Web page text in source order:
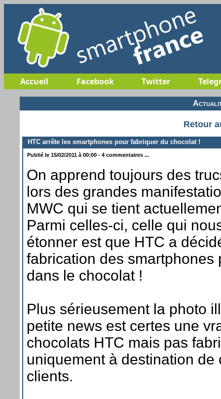
Accueil Facebook Twitter
Retour
HTC arrête les smartphones pour fabriquer du chocolat !
Publié le 15/02/2011 à 00:00 - 4 commentaires ...
On apprend toujours des
lors des grandes
MWC qui se tient
Parmi celles-ci, celle qui
étonner est que HTC a
fabrication des smartphones
dans le chocolat !
Plus sérieusement la photo
petite news est certes une
chocolats HTC mais pas
uniquement à destination de
clients.